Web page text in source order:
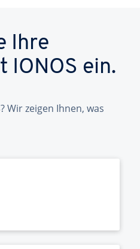
Ihre
IONOS ein.
Wir zeigen Ihnen, was